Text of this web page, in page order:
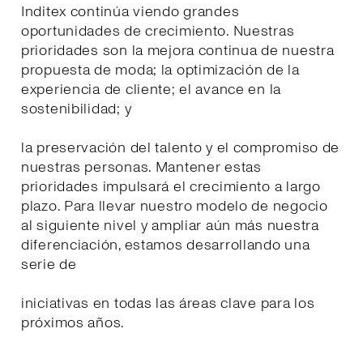
Inditex continúa viendo grandes
oportunidades de crecimiento. Nuestras
prioridades son la mejora continua de nuestra
propuesta de moda; la optimización de la
experiencia de cliente; el avance en la
sostenibilidad; y
la preservación del talento y el compromiso de
nuestras personas. Mantener estas
prioridades impulsará el crecimiento a largo
plazo. Para llevar nuestro modelo de negocio
al siguiente nivel y ampliar aún más nuestra
diferenciación, estamos desarrollando una
serie de
iniciativas en todas las áreas clave para los
próximos años.